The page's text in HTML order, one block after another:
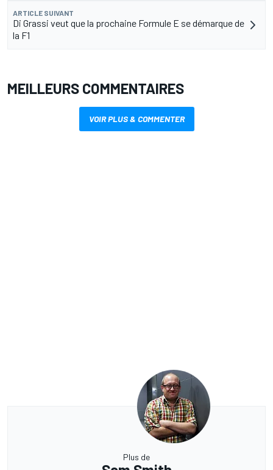
ARTICLE SUIVANT
Di Grassi veut que la prochaine Formule E se démarque de
la F1
MEILLEURS COMMENTAIRES
VOIR PLUS & COMMENTER
Plus de